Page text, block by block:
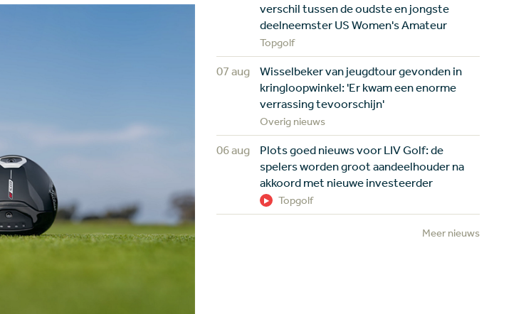
verschil tussen de oudste en jongste
deelneemster US Women's Amateur
Topgolf
07 aug
Wisselbeker van jeugdtour gevonden in
kringloopwinkel: 'Er kwam een enorme
verrassing tevoorschijn'
Overig nieuws
06 aug
Plots goed nieuws voor LIV Golf: de
spelers worden groot aandeelhouder na
akkoord met nieuwe investeerder
Topgolf
Meer nieuws